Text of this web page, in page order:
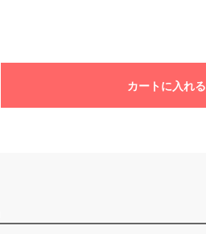
カートに入れる